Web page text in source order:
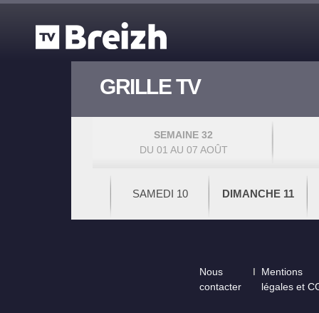
GRILLE TV
SEMAINE 32
DU 01 AU 07 AOÛT
SAMEDI 10 DIMANCHE 11
Footer
Nous
contacter
Mentions
légales et